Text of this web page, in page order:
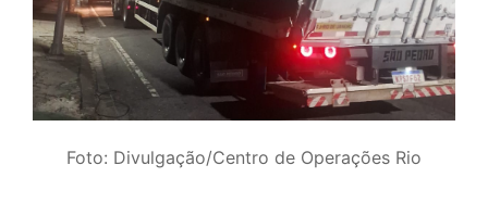
Foto: Divulgação/Centro de Operações Rio